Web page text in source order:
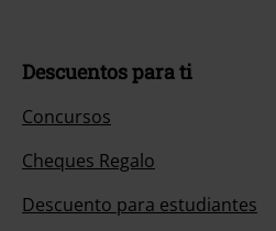
Descuentos para ti
Concursos
Cheques Regalo
Descuento para estudiantes